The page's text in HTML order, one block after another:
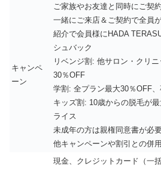
キャンペ
ーン
ご家族やお友達と同時にご契
一緒にご来店＆ご契約で全員
紹介で会員様にHADA
シュバック
リベンジ割: 他サロン・クリ
30％OFF
学割: 全プラン最大30％OFF
キッズ割: 10歳からの脱毛が
ライス
未成年の方は親権同意書が必
他キャンペーンや割引との併
現金、クレジットカード（一